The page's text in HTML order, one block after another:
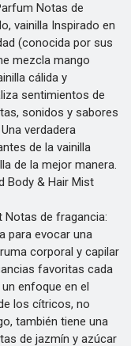
Notas de
vainilla Inspirado en
(conocida por sus
mezcla mango
cálida y
sentimientos de
sonidos y sabores
verdadera
de la vainilla
de la mejor manera.
Body & Hair Mist
de fragancia:
para evocar una
corporal y capilar
favoritas cada
enfoque en el
los cítricos, no
también tiene una
de jazmín y azúcar